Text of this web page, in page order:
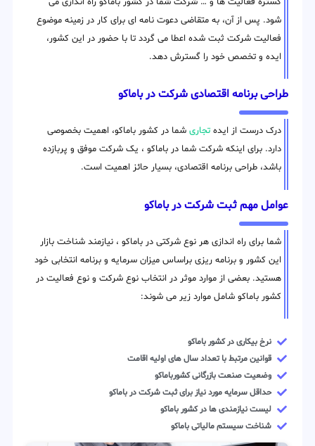
شود. پس از آن، به متقاضی دعوت نامه ای برای کار در زمینه موضوع
فعالیت شرکت ثبت شده اعطا می گردد تا با حضور در این کشور،
ایده و تخصص خود را گسترش دهد.
طراحی برنامه اقتصادی شرکت در باماکو
درک درست از ایده تجاری شما در کشور باماکو، اهمیت بخصوصی
دارد. برای اینکه شرکت شما در باماکو ، یک شرکت موفق و پربازده
باشد، طراحی برنامه اقتصادی، بسیار حائز اهمیت است.
عوامل مهم ثبت شرکت در باماکو
شما برای راه اندازی هر نوع شرکتی در باماکو ، نیازمند شناخت بازار
این کشور و برنامه ریزی براساس میزان سرمایه و برنامه انتخابی خود
هستید. بعضی از موارد موثر در انتخاب نوع شرکت و نوع فعالیت در
کشور باماکو شامل موارد زیر می شوند:
نرخ بیکاری در کشور باماکو
قوانین مرتبط با تعداد سال های اولیه اقامت
وضعیت صنعت بازرگانی کشورباماکو
حداقل سرمایه مورد نیاز برای ثبت شرکت در باماکو
لیست نیازمندی ها در کشور باماکو
شناخت سیستم مالیاتی باماکو